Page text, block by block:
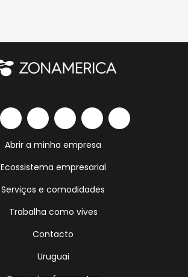
Abrir a minha empresa
Ecossistema empresarial
Serviços e comodidades
Trabalha como vives
Contacto
Uruguai